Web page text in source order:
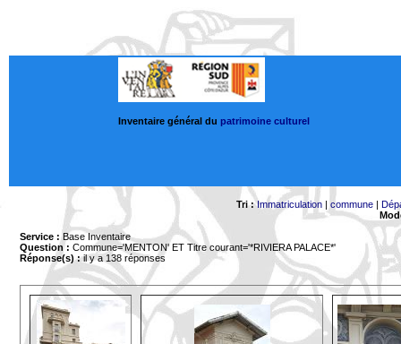
Inventaire général du patrimoine culturel
Tri : Immatriculation |commune |
Service : Base Inventaire
Question : Commune='MENTON' ET Titre courant='*RIVIERA PALACE*'
Réponse(s) :il y a 138 réponses